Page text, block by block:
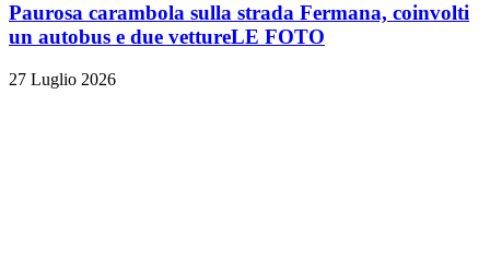
Paurosa carambola sulla strada Fermana, coinvolti
un autobus e due vettureLE FOTO
27 Luglio 2026